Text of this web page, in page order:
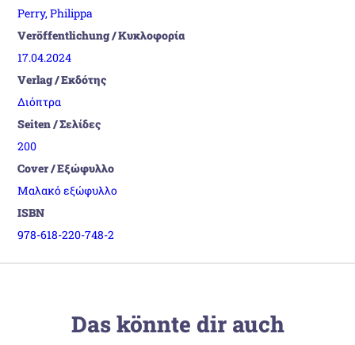
Perry, Philippa
Veröffentlichung / Κυκλοφορία
17.04.2024
Verlag / Εκδότης
Διόπτρα
Seiten / Σελίδες
200
Cover / Εξώφυλλο
Μαλακό εξώφυλλο
ISBN
978-618-220-748-2
Das könnte dir auch